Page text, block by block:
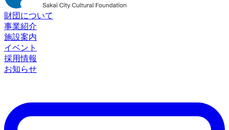
財団について
事業紹介
施設案内
イベント
採用情報
お知らせ